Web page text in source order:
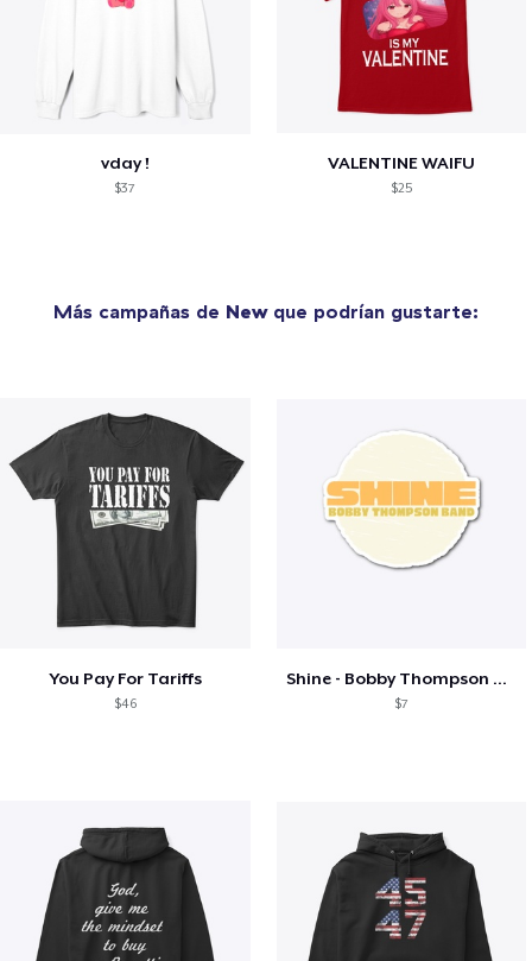
vday !
$37
VALENTINE WAIFU
$25
Más campañas de Newque podrían gustarte:
You Pay For Tariffs
$46
Shine - Bobby Thompson Band Merch
$7